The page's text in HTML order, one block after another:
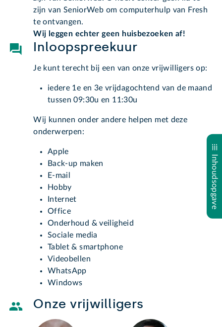
Inhoudsopgave
zijn van SeniorWeb om computerhulp van Fresh
te ontvangen.
Wij leggen echter geen huisbezoeken af!
Inloopspreekuur
Je kunt terecht bij een van onze vrijwilligers op:
iedere 1e en 3e vrijdagochtend van de maand
tussen 09:30u en 11:30u
Wij kunnen onder andere helpen met deze
onderwerpen:
Apple
Back-up maken
E-mail
Hobby
Internet
Office
Onderhoud & veiligheid
Sociale media
Tablet & smartphone
Videobellen
WhatsApp
Windows
Onze vrijwilligers